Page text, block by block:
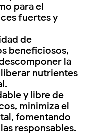
para el
fuertes y
de
beneficiosos,
la
nutrientes
y libre de
minimiza el
fomentando
responsables.